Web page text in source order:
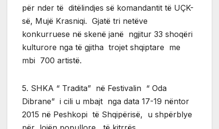
për nder të ditëlindjes së komandantit të UÇK-
së, Mujë Krasniqi. Gjatë tri netëve
konkurruese në skenë janë ngjitur 33 shoqëri
kulturore nga të gjitha trojet shqiptare me
mbi 700 artistë.
5. SHKA “ Tradita” në Festivalin “ Oda
Dibrane” i cili u mbajt nga data 17-19 nëntor
2015 në Peshkopi të Shqipërisë, u shpërblye